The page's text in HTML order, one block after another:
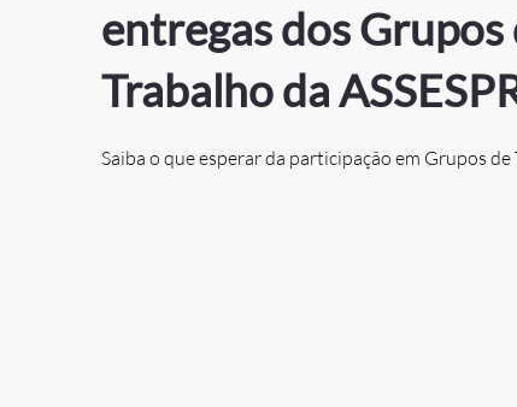
entregas dos Grupos
Trabalho da
Saiba o que esperar da participação em Grupos de